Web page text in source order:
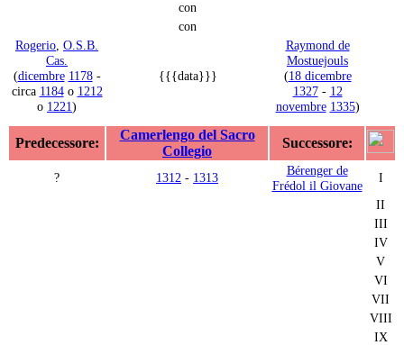
con
con
Rogerio O.S.B.
Cas.
(dicembre 1178-
circa 1184o 1212
o 1221)
{{{data}}}
Raymond de
Mostuejouls
(18 dicembre
1327- 12
novembre 1335)
Predecessore:
Camerlengo del Sacro
Collegio
Successore:
? 1312 - 1313
Bérenger de
Frédol il Giovane
I
II
III
IV
V
VI
VII
VIII
IX